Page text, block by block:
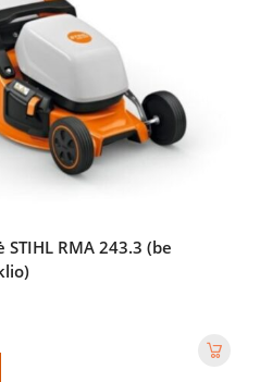
RMA 243.3 (be